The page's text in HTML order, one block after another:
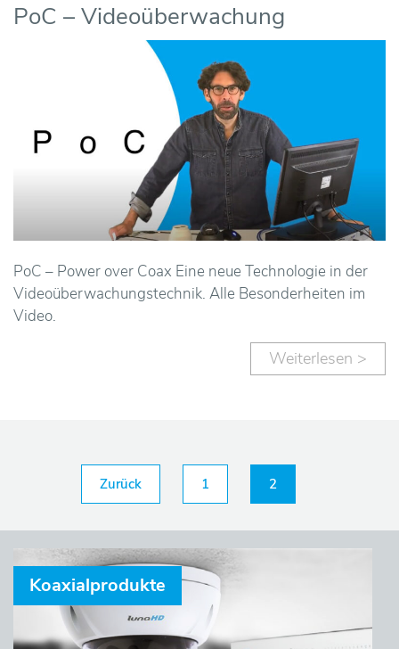
PoC – Videoüberwachung
PoC – Power over Coax Eine neue Technologie in der
Videoüberwachungstechnik. Alle Besonderheiten im
Video.
Weiterlesen >
Seitennummerierung
der
Beiträge
Zurück 1 2
Koaxialprodukte
e
i
e
ö
e
n
K
o